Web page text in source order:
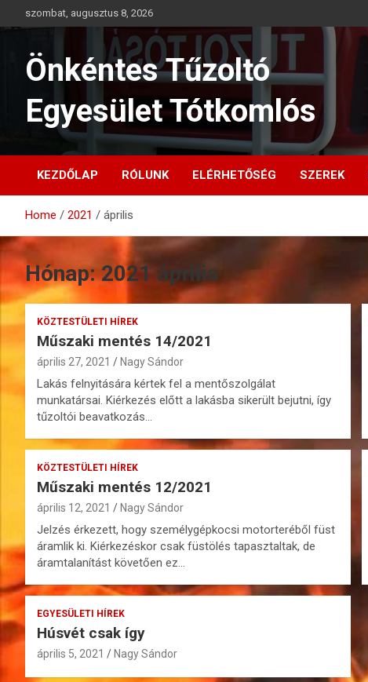
to
szombat, augusztus 8, 2026
Önkéntes Tűzoltó
Egyesület Tótkomlós
KEZDŐLAP RÓLUNK ELÉRHETŐSÉG SZEREK
Home 2021 április
Hónap:2021 április
KÖZTESTÜLETI HÍREK
Műszaki mentés 14/2021
április 27, 2021 Nagy Sándor
Lakás felnyitására kértek fel a mentőszolgálat
munkatársai. Kiérkezés előtt a lakásba sikerült bejutni, így
tűzoltói beavatkozás…
KÖZTESTÜLETI HÍREK
Műszaki mentés 12/2021
április 12, 2021 Nagy Sándor
Jelzés érkezett, hogy személygépkocsi motorteréből füst
áramlik ki. Kiérkezéskor csak füstölés tapasztaltak, de
áramtalanítást követően ez…
EGYESÜLETI HÍREK
Húsvét csak így
április 5, 2021 Nagy Sándor